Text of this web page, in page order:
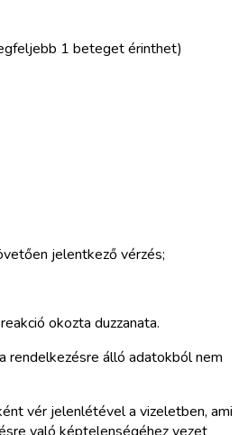
1 beteget érinthet)
jelentkező vérzés;
okozta duzzanata.
rendelkezésre álló adatokból nem
vér jelenlétével a vizeletben, ami
való képtelenségéhez vezet